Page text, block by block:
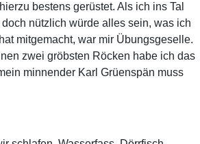
bestens gerüstet. Als ich ins Tal
nützlich würde alles sein, was ich
mitgemacht, war mir Übungsgeselle.
zwei gröbsten Röcken habe ich das
minnender Karl Grüenspän muss